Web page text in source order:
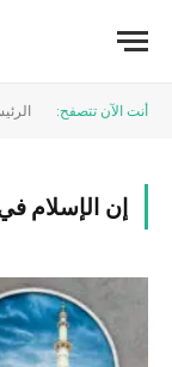
أنت الآن تتصفح:
إن الإسلام